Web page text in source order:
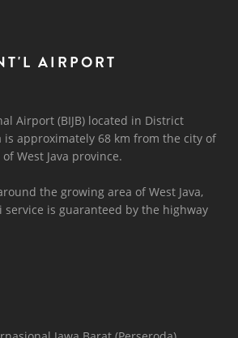
AIRPORT
Airport (BIJB) located in District
is approximately 68 km from the city of
West Java province.
the growing area of ​​West Java,
service is guaranteed by the highway